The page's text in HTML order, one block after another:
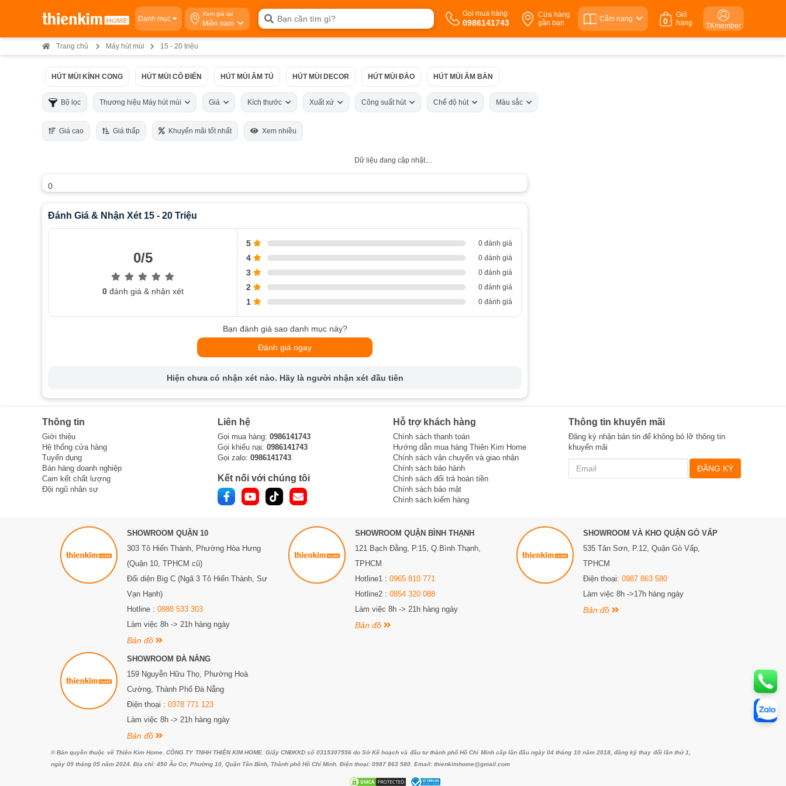
Danh mục
Xem giá tại
Miền nam
Gọi mua hàng
0986141743
Cửa hàng
gần bạn
Cẩm nang
Giỏ
hàng
0 TKmember
Trang chủ Máy hút mùi 15 - 20 triệu
HÚT MÙI KÍNH CONG HÚT MÙI CỔ ĐIỂN HÚT MÙI ÂM TỦ HÚT MÙI DECOR HÚT MÙI ĐẢO HÚT MÙI ÂM BÀN
Bộ lọc Thương hiệu Máy hút mùi Giá Kích thước Xuất xứ Công suất hút Chế độ hút Màu sắc
Giá cao Giá thấp Khuyến mãi tốt nhất Xem nhiều
Dữ liệu đang cập nhật....
0
Đánh Giá & Nhận Xét 15 - 20 Triệu
0/5
0đánh giá & nhận xét
5 0 đánh giá
4 0 đánh giá
3 0 đánh giá
2 0 đánh giá
1 0 đánh giá
Bạn đánh giá sao danh mục này?
Đánh giá ngay
Hiện chưa có nhận xét nào. Hãy là người nhận xét đầu tiên
Thông tin
Giới thiệu
Hệ thống cửa hàng
Tuyển dụng
Bán hàng doanh nghiệp
Cam kết chất lượng
Đội ngũ nhân sự
Liên hệ
Gọi mua hàng: 0986141743
Gọi khiếu nại: 0986141743
Gọi zalo: 0986141743
Kết nối với chúng tôi
Hỗ trợ khách hàng
Chính sách thanh toán
Hướng dẫn mua hàng Thiên Kim Home
Chính sách vận chuyển và giao nhận
Chính sách bảo hành
Chính sách đổi trả hoàn tiền
Chính sách bảo mật
Chính sách kiểm hàng
Thông tin khuyến mãi
Đăng ký nhận bản tin để không bỏ lỡ thông tin
khuyến mãi
ĐĂNG KÝ
SHOWROOM QUẬN 10
303 Tô Hiến Thành, Phường Hòa Hưng
(Quận 10, TPHCM cũ)
Đối diện Big C (Ngã 3 Tô Hiến Thành, Sư
Vạn Hạnh)
Hotline : 0888 533 303
Làm việc 8h -> 21h hàng ngày
Bản đồ
SHOWROOM QUẬN BÌNH THẠNH
121 Bạch Đằng, P.15, Q.Bình Thạnh,
TPHCM
Hotline1 : 0965 810 771
Hotline2 : 0854 320 088
Làm việc 8h -> 21h hàng ngày
Bản đồ
SHOWROOM VÀ KHO QUẬN GÒ VẤP
535 Tân Sơn, P.12, Quận Gò Vấp,
TPHCM
Điện thoại: 0987 863 580
Làm việc 8h ->17h hàng ngày
Bản đồ
SHOWROOM ĐÀ NẴNG
159 Nguyễn Hữu Thọ, Phường Hoà
Cường, Thành Phố Đà Nẵng
Điện thoại : 0378 771 123
Làm việc 8h -> 21h hàng ngày
Bản đồ
© Bản quyền thuộc về Thiên Kim Home. CÔNG TY TNHH THIÊN KIM HOME. Giấy CNĐKKD số 0315307556 do Sở Kế hoạch và đầu tư thành phố Hồ Chí Minh cấp lần đầu ngày 04 tháng 10 năm 2018, đăng ký thay đổi lần thứ 1,
ngày 09 tháng 05 năm 2024. Địa chỉ: 450 Âu Cơ, Phường 10, Quận Tân Bình, Thành phố Hồ Chí Minh. Điện thoại: 0987 863 580. Email: thienkimhome@gmail.com